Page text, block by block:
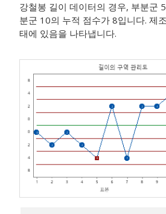
강철봉 길이 데이터의 경우, 부분군
분군 10의 누적 점수가 8입니다. 제
태에 있음을 나타냅니다.